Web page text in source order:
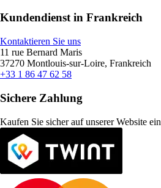
Kundendienst in Frankreich
Kontaktieren Sie uns
11 rue Bernard Maris
37270 Montlouis-sur-Loire, Frankreich
+33 1 86 47 62 58
Sichere Zahlung
Kaufen Sie sicher auf unserer Website ein